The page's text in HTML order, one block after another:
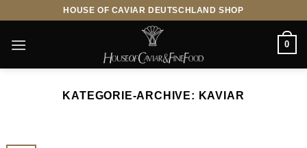
springen
HOUSE OF CAVIAR DEUTSCHLAND SHOP
0
KATEGORIE-ARCHIVE: KAVIAR